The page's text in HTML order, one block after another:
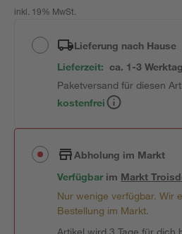
inkl. 19% MwSt.
Lieferung nach Hause
Lieferzeit: ca. 1-3
Paketversand für diesen
kostenfrei
Abholung im Markt
Verfügbar im Markt
Nur wenige verfügbar. Wir
Bestellung im Markt.
Artikel wird 3 Tage für dich